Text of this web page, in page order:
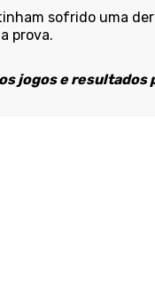
sofrido uma
prova.
jogos e resultados